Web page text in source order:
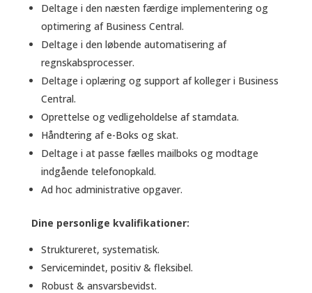
Deltage i den næsten færdige implementering og
optimering af Business Central.
Deltage i den løbende automatisering af
regnskabsprocesser.
Deltage i oplæring og support af kolleger i Business
Central.
Oprettelse og vedligeholdelse af stamdata.
Håndtering af e-Boks og skat.
Deltage i at passe fælles mailboks og modtage
indgående telefonopkald.
Ad hoc administrative opgaver.
Dine personlige kvalifikationer:
Struktureret, systematisk.
Servicemindet, positiv & fleksibel.
Robust & ansvarsbevidst.